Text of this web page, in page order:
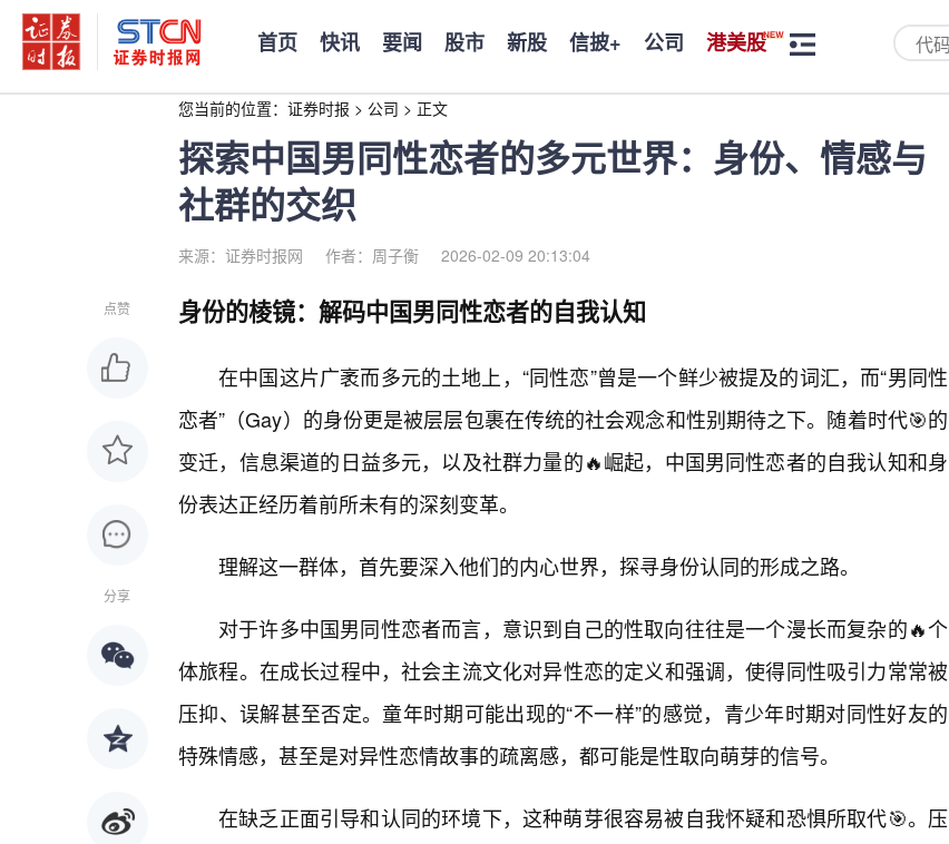
首页 快讯 要闻 股市 新股 信披+ 公司 港美股
您当前的位置： 证券时报 > 公司 > 正文
探索中国男同性恋者的多元世界：身份、情感与
社群的交织
来源：证券时报网 作者：周子衡 2026-02-09 20:13:04
点赞
分享
身份的棱镜：解码中国男同性恋者的自我认知
在中国这片广袤而多元的土地上，“同性恋”曾是一个鲜少被提及的词汇，而“男同性
恋者”（Gay）的身份更是被层层包裹在传统的社会观念和性别期待之下。随着时代🎯的
变迁，信息渠道的日益多元，以及社群力量的🔥崛起，中国男同性恋者的自我认知和身
份表达正经历着前所未有的深刻变革。
理解这一群体，首先要深入他们的内心世界，探寻身份认同的形成之路。
对于许多中国男同性恋者而言，意识到自己的性取向往往是一个漫长而复杂的🔥个
体旅程。在成长过程中，社会主流文化对异性恋的定义和强调，使得同性吸引力常常被
压抑、误解甚至否定。童年时期可能出现的“不一样”的感觉，青少年时期对同性好友的
特殊情感，甚至是对异性恋情故事的疏离感，都可能是性取向萌芽的信号。
在缺乏正面引导和认同的环境下，这种萌芽很容易被自我怀疑和恐惧所取代🎯。压